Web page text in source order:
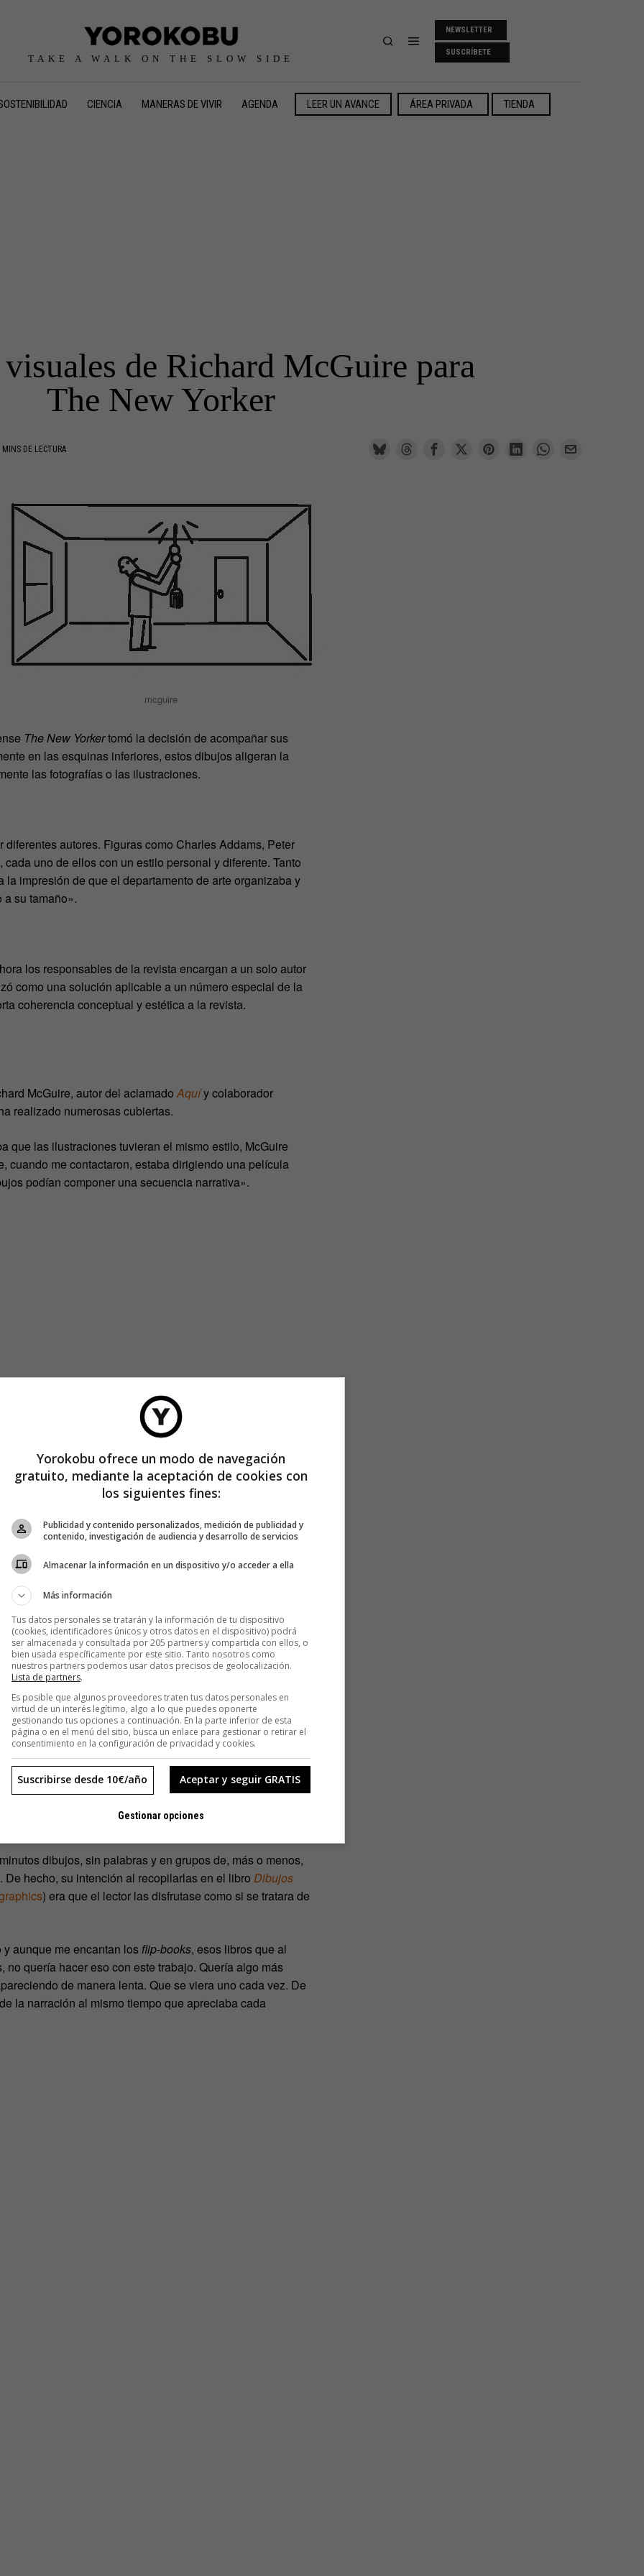
TAKE A WALK ON THE SLOW SIDE
NEWSLETTER
SUSCRÍBETE
CIENCIA MANERAS DE VIVIR AGENDA LEER UN AVANCE ÁREA PRIVADA TIENDA
de Richard McGuire para
The New Yorker
MINS DE LECTURA
mcguire
The New Yorkertomó la decisión de acompañar sus
en las esquinas inferiores, estos dibujos aligeran la
las fotografías o las ilustraciones.
autores. Figuras como Charles Addams, Peter
uno de ellos con un estilo personal y diferente. Tanto
impresión de que el departamento de arte organizaba y
su tamaño».
los responsables de la revista encargan a un solo autor
como una solución aplicable a un número especial de la
coherencia conceptual y estética a la revista.
McGuire, autor del aclamado Aquíy colaborador
realizado numerosas cubiertas.
que las ilustraciones tuvieran el mismo estilo, McGuire
cuando me contactaron, estaba dirigiendo una película
podían componer una secuencia narrativa».
tradición que llevaba décadas arraigada entre los
eso, resultaba tan apasionante como arriesgada.
recibió numerosas cartas de lectores. Reconocían
que les había gustado. Los editores, por su parte,
innovador de la idea y, lo que iba a ser algo puntual, se ha
McGuire se caracterizan por su asombrosa simplicidad.
que se leyeran sin problemas. Piensa que el tamaño
porque cada dibujo se interrumpe por varias páginas de
simples cómics ni puedan ser considerados como meros
dibujos, sin palabras y en grupos de, más o menos,
hecho, su intención al recopilarlas en el libro Dibujos
) era que el lector las disfrutase como si se tratara de
aunque me encantan los flip-books, esos libros que al
quería hacer eso con este trabajo. Quería algo más
de manera lenta. Que se viera uno cada vez. De
la narración al mismo tiempo que apreciaba cada
Yorokobu ofrece un modo de navegación
gratuito, mediante la aceptación de cookies con
los siguientes fines:
Publicidad y contenido personalizados, medición de publicidad y
contenido, investigación de audiencia y desarrollo de servicios
Almacenar la información en un dispositivo y/o acceder a ella
Más información
Tus datos personales se tratarán y la información de tu dispositivo
(cookies, identificadores únicos y otros datos en el dispositivo) podrá
ser almacenada y consultada por 205 partners y compartida con ellos, o
bien usada específicamente por este sitio. Tanto nosotros como
nuestros partners podemos usar datos precisos de geolocalización.
Lista de partners.
Es posible que algunos proveedores traten tus datos personales en
virtud de un interés legítimo, algo a lo que puedes oponerte
gestionando tus opciones a continuación. En la parte inferior de esta
página o en el menú del sitio, busca un enlace para gestionar o retirar el
consentimiento en la configuración de privacidad y cookies.
Aceptar y seguir GRATIS
Suscribirse desde 10€/año
Gestionar opciones